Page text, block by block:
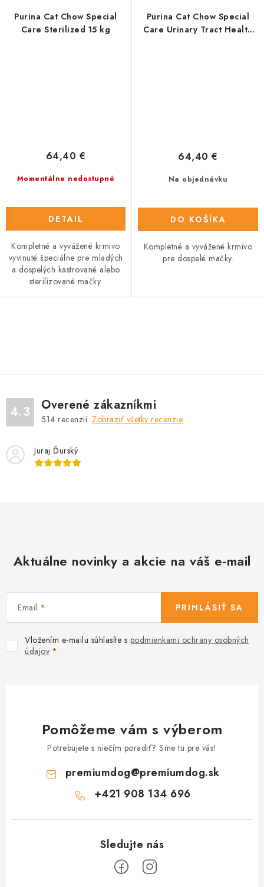
Purina Cat Chow Special
Care Sterilized 15 kg
Momentálne nedostupné
64,40 €
DETAIL
Kompletné a vyvážené krmivo
vyvinuté špeciálne pre mladých
a dospelých kastrované alebo
sterilizované mačky.
Purina Cat Chow Special
Care Urinary Tract Health
Na objednávku
64,40 €
DO KOŠÍKA
Kompletné a vyvážené krmivo
pre dospelé mačky.
á
d
a
c
e
i
u
4.3 Overené zákazníkmi
514 recenzií. Zobraziť všetky recenzie
Juraj Ďurský
Aktuálne novinky a akcie na váš e-mail
Email
Vložením e-mailu súhlasíte s podmienkami ochrany osobných
údajov
PRIHLÁSIŤ SA
Pomôžeme vám s výberom
Potrebujete s niečím poradiť? Sme tu pre vás!
premiumdog@premiumdog.sk
+421 908 134 696